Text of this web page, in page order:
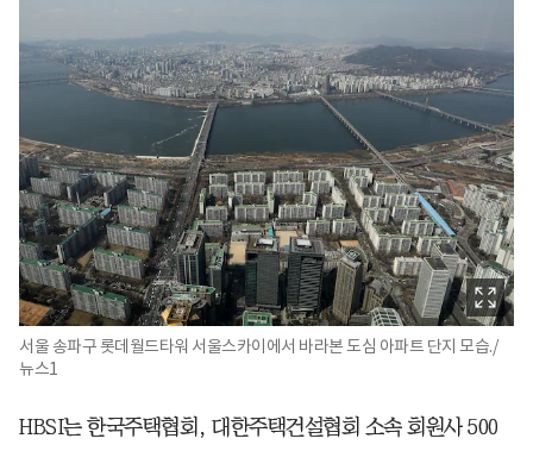
서울 송파구 롯데월드타워 서울스카이에서 바라본 도심 아파트 단지 모습./
뉴스1
HBSI는 한국주택협회, 대한주택건설협회 소속 회원사 500